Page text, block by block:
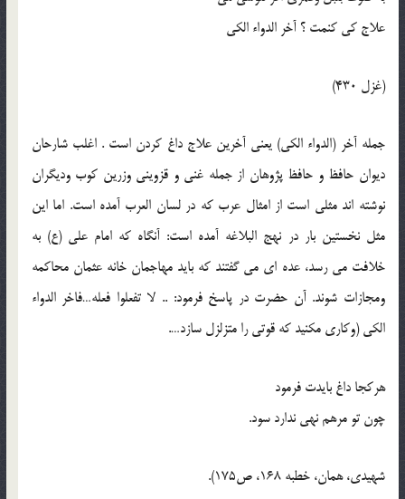
علاج کي کنمت ؟ آخر الدواء الکي
(غزل 430)
جمله آخر (الدواء الکي) يعني آخرين علاج داغ کردن است . اغلب شارحان
ديوان حافظ و حافظ پژوهان از جمله غني و قزويني وزرين کوب وديگران
نوشته اند مثلي است از امثال عرب که در لسان العرب آمده است. اما اين
مثل نخستين بار در نهج البلاغه آمده است: آنگاه که امام علي (ع) به
خلافت مي رسد، عده اي مي گفتند که بايد مهاجمان خانه عثمان محاکمه
ومجازات شوند. آن حضرت در پاسخ فرمود: .. لا تفعلوا فعله…فاخر الدواء
الکي (وکاري مکنيد که قوتي را متزلزل سازد….
هرکجا داغ بايدت فرمود
چون تو مرهم نهي ندارد سود.
شهيدي، همان، خطبه 168، ص175).